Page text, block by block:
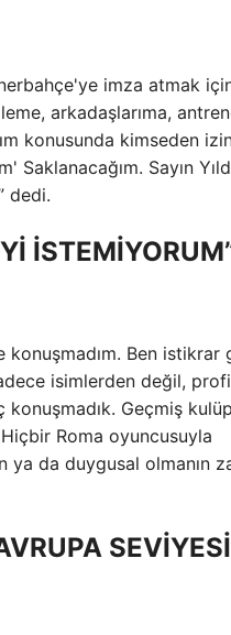
imza atmak
arkadaşlarıma,
konusunda kimseden
Saklanacağım. Sayın
dedi.
Ben istikrar
isimlerden değil,
konuşmadık. Geçmiş
Roma oyuncusuyla
ya da duygusal olmanın